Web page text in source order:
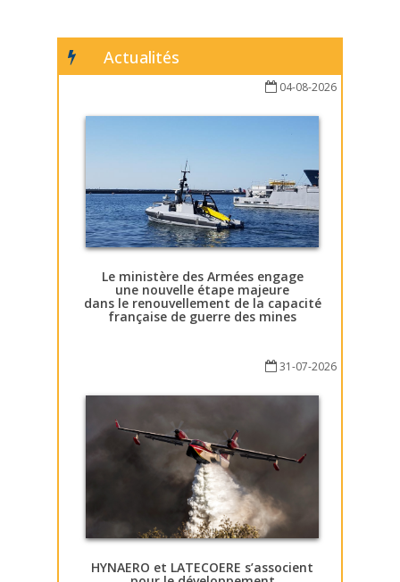
Actualités
04-08-2026
Le ministère des Armées engage
une nouvelle étape majeure
dans le renouvellement de la capacité
française de guerre des mines
31-07-2026
HYNAERO et LATECOERE s’associent